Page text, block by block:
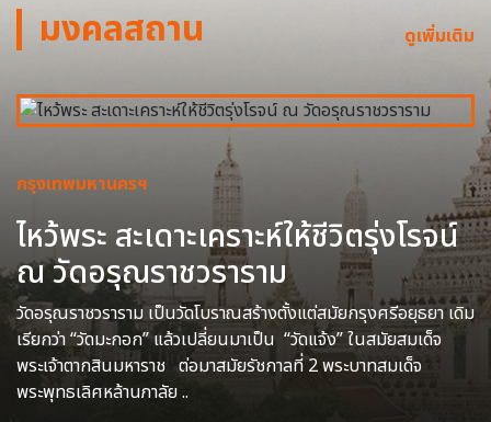
มงคลสถาน ดูเพิ่มเติม
กรุงเทพมหานครฯ
ไหว้พระ สะเดาะเคราะห์ให้ชีวิตรุ่งโรจน์
ณ วัดอรุณราชวราราม
วัดอรุณราชวราราม เป็นวัดโบราณสร้างตั้งแต่สมัยกรุงศรีอยุธยา เดิม
เรียกว่า “วัดมะกอก” แล้วเปลี่ยนมาเป็น “วัดแจ้ง” ในสมัยสมเด็จ
พระเจ้าตากสินมหาราช ต่อมาสมัยรัชกาลที่ 2 พระบาทสมเด็จ
พระพุทธเลิศหล้านภาลัย ..